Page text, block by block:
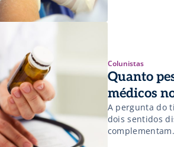
Colunistas
Quanto
médicos
A pergunta do
dois sentidos